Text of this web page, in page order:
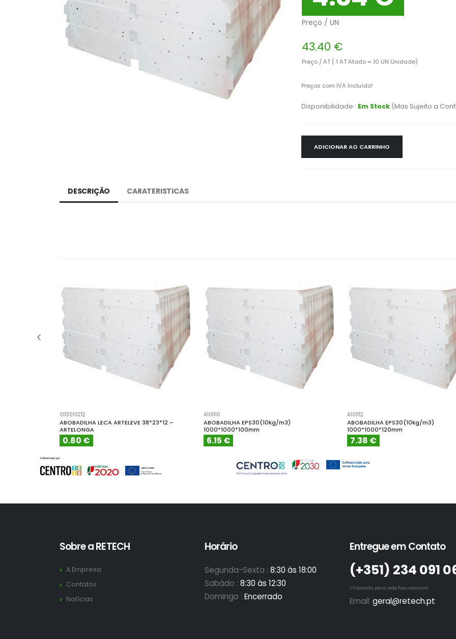
Preço / UN
43.40 €
Preço / AT ( 1 AT Atado = 10 UN Unidade)
Preços com IVA Incluído!
Disponibilidade : Em Stock (Mas Sujeito a
ADICIONAR AO CARRINHO
DESCRIÇÃO CARATERISTICAS
0113010212
ABOBADILHA LECA ARTELEVE 38*23*12 –
ARTELONGA
0.80 €
A101110
ABOBADILHA EPS30(10kg/m3)
1000*1000*100mm
6.15 €
A101112
ABOBADILHA EPS30(10kg/m3)
1000*1000*120mm
7.38 €
Sobre a RETECH
A Empresa
Contatos
Notícias
Horário
Segunda-Sexta : 8:30 às 18:00
Sabádo : 8:30 às 12:30
Domingo : Encerrado
Entregue em Contato
(+351)­ 234 091
Chamada para rede fixa nacional
Email: geral@retech.pt